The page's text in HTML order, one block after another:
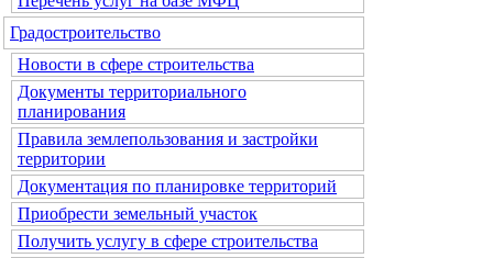
Градостроительство
Новости в сфере строительства
Документы территориального
планирования
Правила землепользования и застройки
территории
Документация по планировке территорий
Приобрести земельный участок
Получить услугу в сфере строительства